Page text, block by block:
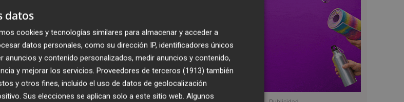
a Lucero y Notario, los alumnos han
a su trabajo.
de Espectro Autista del centro, pues los
para ellos, pues les ayuda a favorecer
datos
cookies y tecnologías similares para almacenar y acceder a
datos personales, como su dirección IP, identificadores únicos
anuncios y contenido personalizados, medir anuncios y contenido,
y mejorar los servicios. Proveedores de terceros (1913) también
y otros fines, incluido el uso de datos de geolocalización
Sus elecciones se aplican solo a este sitio web. Algunos